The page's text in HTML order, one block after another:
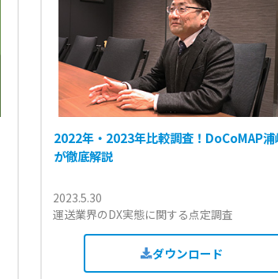
2022年・2023年比較調査！DoCoMAP浦
が徹底解説
2023.5.30
運送業界のDX実態に関する点定調査
ダウンロード